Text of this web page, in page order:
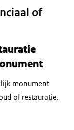
of
monument
of restauratie.